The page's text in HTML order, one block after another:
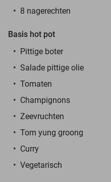
8 nagerechten
Basis hot pot
Pittige boter
Salade pittige olie
Tomaten
Champignons
Zeevruchten
Tom yung groong
Curry
Vegetarisch